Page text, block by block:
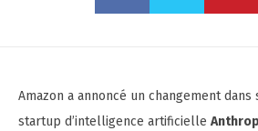
Amazon a annoncé un changement
startup d’intelligence artificielle